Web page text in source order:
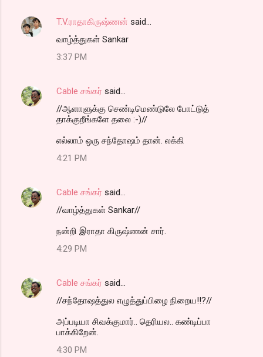
T.V.ராதாகிருஷ்ணன் said…
வாழ்த்துகள் Sankar
3:37 PM
Cable சங்கர் said…
//ஆளாளுக்கு செண்டிமெண்டுலே போட்டுத்
தாக்குறீங்களே தலை :-)//
எல்லாம் ஒரு சந்தோஷம் தான். லக்கி
4:21 PM
Cable சங்கர் said…
//வாழ்த்துகள் Sankar//
நன்றி இராதா கிருஷ்ணன் சார்.
4:29 PM
Cable சங்கர் said…
//சந்தோஷத்துல எழுத்துப்பிழை நிறைய!!?//
அப்படியா சிவக்குமார்.. தெரியல.. கண்டிப்பா
பாக்கிறேன்.
4:30 PM